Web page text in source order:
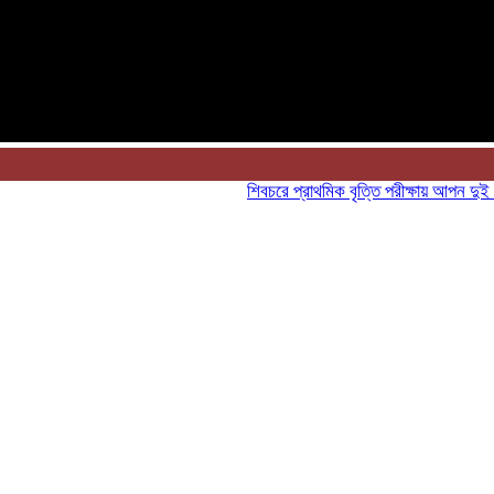
শিবচরে প্রাথমিক বৃত্তি পরীক্ষায় আপন দুই